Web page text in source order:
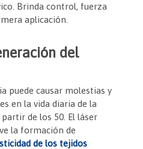
Brinda control, fuerza
aplicación.
del
puede causar molestias y
en la vida diaria de la
de los 50. El láser
la formación de
de los tejidos